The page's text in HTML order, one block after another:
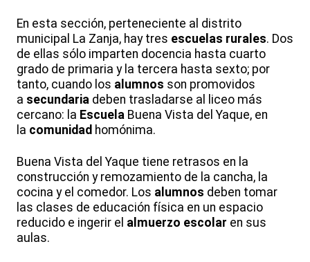
En esta sección, perteneciente al distrito
municipal La Zanja, hay tres escuelas rurales. Dos
de ellas sólo imparten docencia hasta cuarto
grado de primaria y la tercera hasta sexto; por
tanto, cuando los alumnos son promovidos
a secundaria deben trasladarse al liceo más
cercano: la Escuela Buena Vista del Yaque, en
la comunidad homónima.
Buena Vista del Yaque tiene retrasos en la
construcción y remozamiento de la cancha, la
cocina y el comedor. Los alumnos deben tomar
las clases de educación física en un espacio
reducido e ingerir el almuerzo escolar en sus
aulas.